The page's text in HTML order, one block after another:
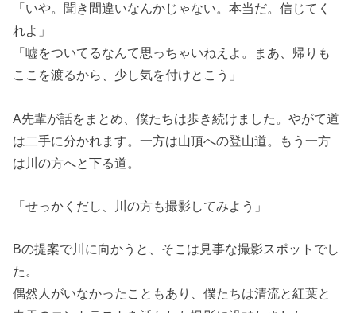
「いや。聞き間違いなんかじゃない。本当だ。信じてく
れよ」
「嘘をついてるなんて思っちゃいねえよ。まあ、帰りも
ここを渡るから、少し気を付けとこう」
A先輩が話をまとめ、僕たちは歩き続けました。やがて道
は二手に分かれます。一方は山頂への登山道。もう一方
は川の方へと下る道。
「せっかくだし、川の方も撮影してみよう」
Bの提案で川に向かうと、そこは見事な撮影スポットでし
た。
偶然人がいなかったこともあり、僕たちは清流と紅葉と